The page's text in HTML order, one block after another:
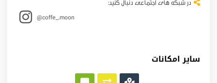
در شبکه های اجتماعی دنبال کنید:
@coffe_.moon
سایر امکانات